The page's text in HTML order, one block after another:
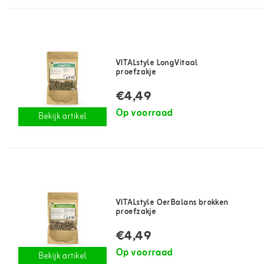
Bekijk artikel
VITALstyle LongVitaal
proefzakje
€4,49
Op voorraad
Bekijk artikel
VITALstyle OerBalans brokken
proefzakje
€4,49
Op voorraad